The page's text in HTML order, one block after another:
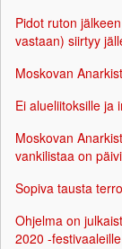
Pidot ruton
vastaan) siirtyy
Moskovan
Ei alueliitoksille ja
Moskovan
vankilistaa on
Sopiva tausta
Ohjelma on
2020 -festivaaleille